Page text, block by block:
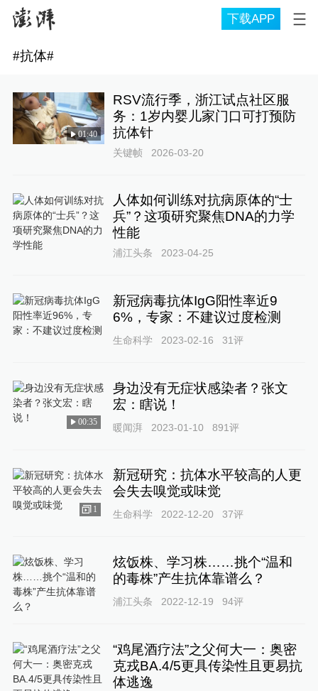
下载APP
#抗体#
01:40
RSV流行季，浙江试点社区服
务：1岁内婴儿家门口可打预防
抗体针
关键帧 2026-03-20
人体如何训练对抗病原体的“士
兵”？这项研究聚焦DNA的力学
性能
浦江头条 2023-04-25
新冠病毒抗体IgG阳性率近9
6%，专家：不建议过度检测
生命科学 2023-02-16 31评
00:35
身边没有无症状感染者？张文
宏：瞎说！
暖闻湃 2023-01-10 891评
1
新冠研究：抗体水平较高的人更
会失去嗅觉或味觉
生命科学 2022-12-20 37评
炫饭株、学习株……挑个“温和
的毒株”产生抗体靠谱么？
浦江头条 2022-12-19 94评
“鸡尾酒疗法”之父何大一：奥密
克戎BA.4/5更具传染性且更易抗
体逃逸